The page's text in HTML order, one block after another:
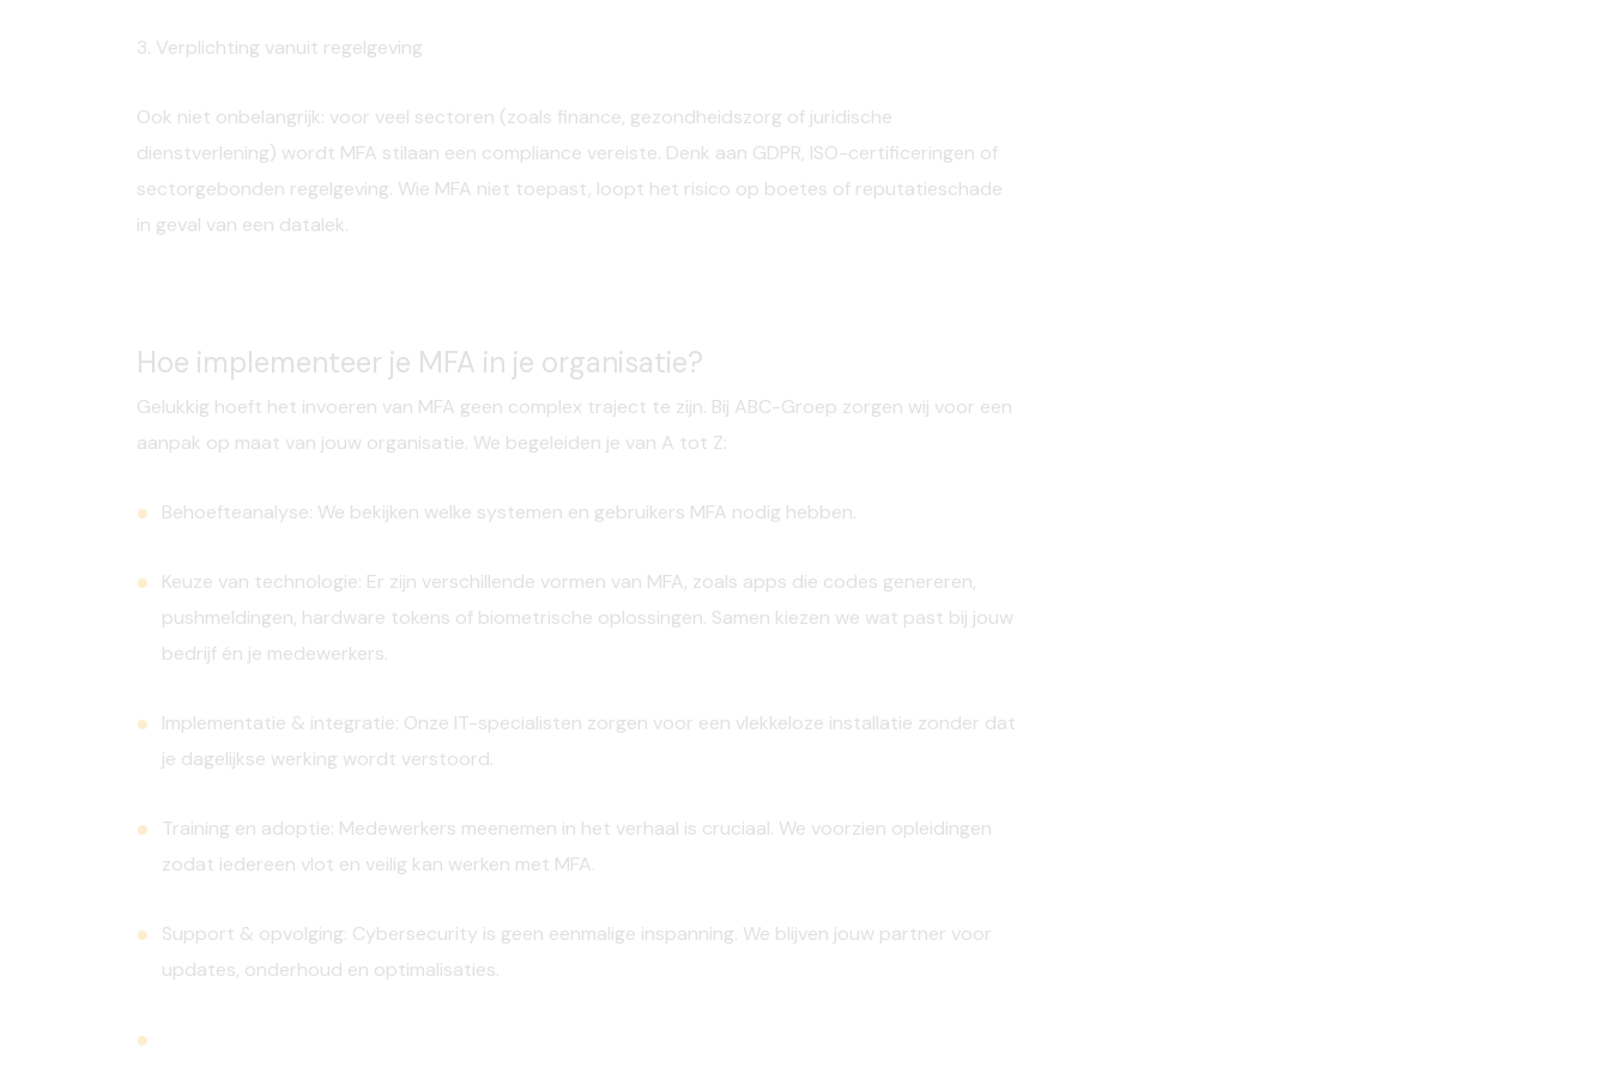
3. Verplichting vanuit regelgeving
Ook niet onbelangrijk: voor veel sectoren (zoals finance, gezondheidszorg of juridische
dienstverlening) wordt MFA stilaan een compliance vereiste. Denk aan GDPR, ISO-certificeringen of
sectorgebonden regelgeving. Wie MFA niet toepast, loopt het risico op boetes of reputatieschade
in geval van een datalek.
Hoe implementeer je MFA in je organisatie?
Gelukkig hoeft het invoeren van MFA geen complex traject te zijn. Bij ABC-Groep zorgen wij voor een
aanpak op maat van jouw organisatie. We begeleiden je van A tot Z:
Behoefteanalyse: We bekijken welke systemen en gebruikers MFA nodig hebben.
Keuze van technologie: Er zijn verschillende vormen van MFA, zoals apps die codes genereren,
pushmeldingen, hardware tokens of biometrische oplossingen. Samen kiezen we wat past bij jouw
bedrijf én je medewerkers.
Implementatie & integratie: Onze IT-specialisten zorgen voor een vlekkeloze installatie zonder dat
je dagelijkse werking wordt verstoord.
Training en adoptie: Medewerkers meenemen in het verhaal is cruciaal. We voorzien opleidingen
zodat iedereen vlot en veilig kan werken met MFA.
Support & opvolging: Cybersecurity is geen eenmalige inspanning. We blijven jouw partner voor
updates, onderhoud en optimalisaties.